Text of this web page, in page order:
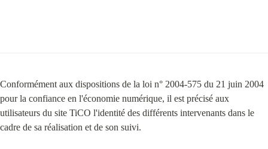
Conformément aux dispositions de la loi n° 2004-575 du 21 juin 2004
pour la confiance en l'économie numérique, il est précisé aux
utilisateurs du site TiCO l'identité des différents intervenants dans le
cadre de sa réalisation et de son suivi.